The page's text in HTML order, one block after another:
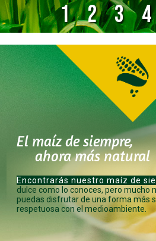
1 2 3 4
El maíz de siempre,
ahora más natural
Encontrarás nuestro maíz de
dulce como lo conoces, pero mucho
puedas disfrutar de una forma más
respetuosa con el medioambiente.